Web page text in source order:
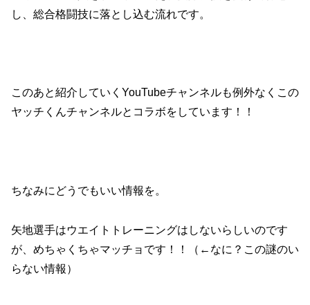
し、総合格闘技に落とし込む流れです。
このあと紹介していくYouTubeチャンネルも例外なくこの
ヤッチくんチャンネルとコラボをしています！！
ちなみにどうでもいい情報を。
矢地選手はウエイトトレーニングはしないらしいのです
が、めちゃくちゃマッチョです！！（←なに？この謎のい
らない情報）